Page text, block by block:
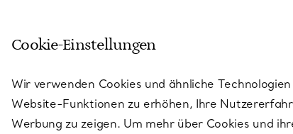
Cookie-Einstellungen
Wir verwenden Cookies und ähnliche
Website-Funktionen zu erhöhen, Ihre
Werbung zu zeigen. Um mehr über Cookies und